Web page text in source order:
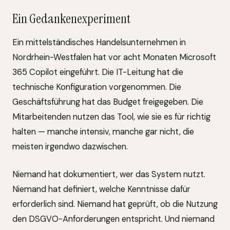
Ein Gedankenexperiment
Ein mittelständisches Handelsunternehmen in
Nordrhein-Westfalen hat vor acht Monaten Microsoft
365 Copilot eingeführt. Die IT-Leitung hat die
technische Konfiguration vorgenommen. Die
Geschäftsführung hat das Budget freigegeben. Die
Mitarbeitenden nutzen das Tool, wie sie es für richtig
halten — manche intensiv, manche gar nicht, die
meisten irgendwo dazwischen.
Niemand hat dokumentiert, wer das System nutzt.
Niemand hat definiert, welche Kenntnisse dafür
erforderlich sind. Niemand hat geprüft, ob die Nutzung
den DSGVO-Anforderungen entspricht. Und niemand